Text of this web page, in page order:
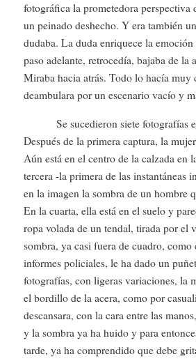
fotográfica la prometedora perspectiva
un peinado deshecho. Y era también
dudaba. La duda enriquece la emoción
paso adelante, retrocedía, bajaba de la
Miraba hacia atrás. Todo lo hacía muy
deambulara por un escenario vacío y
Se sucedieron siete fotografías
Después de la primera captura, la
Aún está en el centro de la calzada en
tercera -la primera de las instantáneas
en la imagen la sombra de un hombre
En la cuarta, ella está en el suelo y
ropa volada de un tendal, tirada por el
sombra, ya casi fuera de cuadro,
informes policiales, le ha dado un
fotografías, con ligeras variaciones, la
el bordillo de la acera, como por
descansara, con la cara entre las
y la sombra ya ha huido y para
tarde, ya ha comprendido que debe